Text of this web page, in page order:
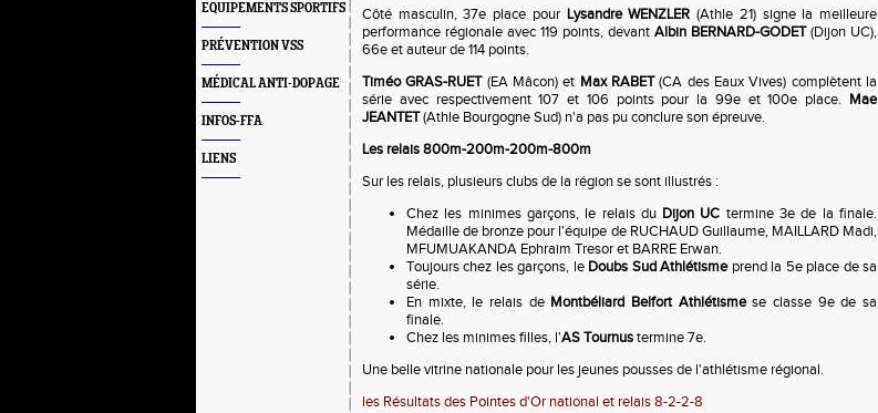
EQUIPEMENTS SPORTIFS
PRÉVENTION VSS
MÉDICAL ANTI-DOPAGE
INFOS-FFA
LIENS
Côté masculin, 37e place pour Lysandre WENZLER (Athle 21) signe la meilleure
performance régionale avec 119 points, devant Albin BERNARD-GODET(Dijon UC),
66e et auteur de 114 points.
Timéo GRAS-RUET(EA Mâcon) et Max RABET(CA des Eaux Vives) complètent la
série avec respectivement 107 et 106 points pour la 99e et 100e place. Mae
JEANTET(Athle Bourgogne Sud) n'a pas pu conclure son épreuve.
Les relais 800m-200m-200m-800m
Sur les relais, plusieurs clubs de la région se sont illustrés :
Chez les minimes garçons, le relais du Dijon UC termine 3e de la finale.
Médaille de bronze pour l'équipe de RUCHAUD Guillaume, MAILLARD Madi,
MFUMUAKANDA Ephraim Tresor et BARRE Erwan.
Toujours chez les garçons, le Doubs Sud Athlétismeprend la 5e place de sa
série.
En mixte, le relais de Montbéliard Belfort Athlétismese classe 9e de sa
finale.
Chez les minimes filles, l'AS Tournustermine 7e.
Une belle vitrine nationale pour les jeunes pousses de l'athlétisme régional.
les Résultats des Pointes d'Or national et relais 8-2-2-8